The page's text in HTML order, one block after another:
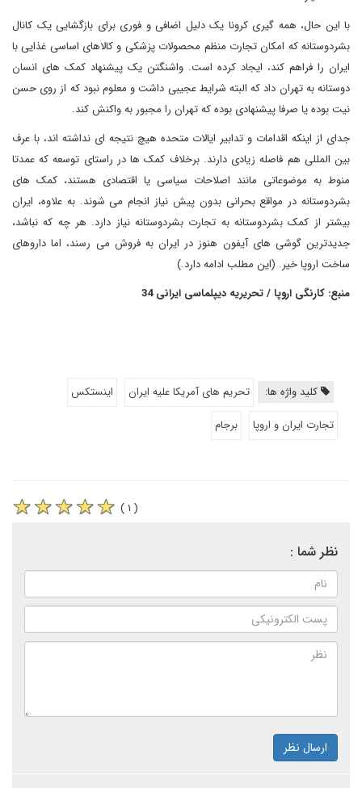
با این حال، همه گیری کرونا یک دلیل اضافی و فوری برای بازگشایی یک کانال
بشردوستانه که امکان تجارت منظم محصولات پزشکی و کالاهای اساسی غذایی با
ایران را فراهم کند، ایجاد کرده است. واشنگتن یک پیشنهاد کمک های انسان
دوستانه به تهران داد که البته شرایط عجیبی داشت و معلوم نبود که از روی حسن
نیت بوده یا صرفا پیشنهادی بوده که تهران را مجبور به واکنش کند.
جدای از اینکه اقدامات و تدابیر ایالات متحده هیچ نتیجه ای نداشته اند، با عرف
بین المللی هم فاصله زیادی دارند. برخلاف کمک ها در راستای توسعه که عمدتا
منوط به موضوعاتی مانند اصلاحات سیاسی یا اقتصادی هستند، کمک های
بشردوستانه در مواقع بحرانی بدون پیش نیاز انجام می شوند. به علاوه، ایران
بیشتر از کمک بشردوستانه به تجارت بشردوستانه نیاز دارد. هر چه که نباشد،
جدیدترین گوشی های آیفون هنوز در ایران به فروش می رسند، اما داروهای
ساخت اروپا خیر. (این مطلب ادامه دارد.)
منبع: کارنگی اروپا / تحریریه دیپلماسی ایرانی 34
کلید واژه ها: تحریم های آمریکا علیه ایران
اینستکس
تجارت ایران و اروپا
برجام
( ۱ )
نظر شما :
ارسال نظر